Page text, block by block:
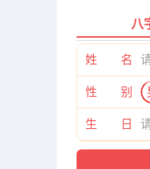
八
姓 名
性 别
生 日